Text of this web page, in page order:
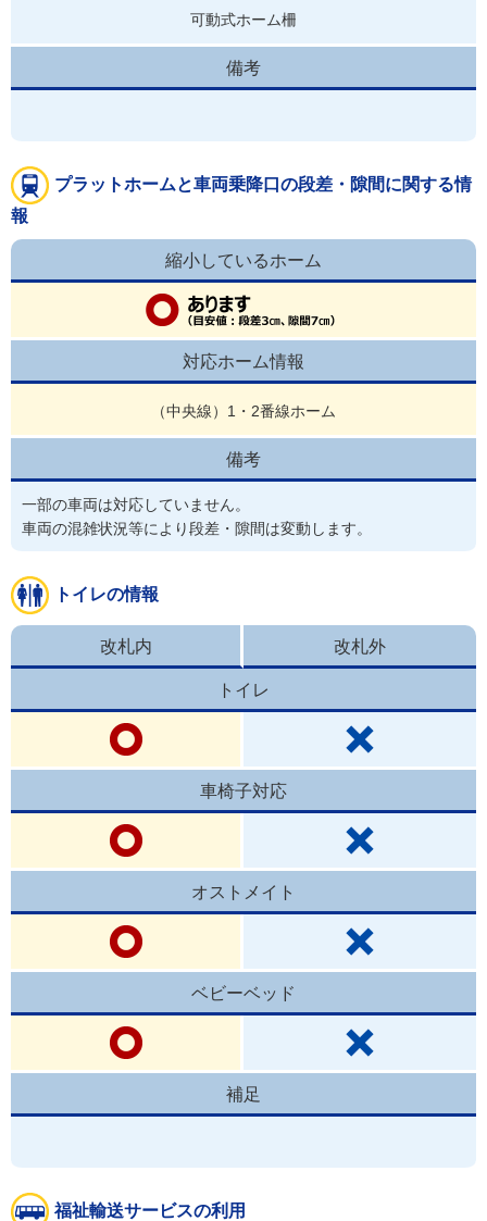
可動式ホーム柵
備考
プラットホームと車両乗降口の段差・隙間に関する情
報
縮小しているホーム
対応ホーム情報
（中央線）1・2番線ホーム
備考
一部の車両は対応していません。
車両の混雑状況等により段差・隙間は変動します。
トイレの情報
改札内 改札外
トイレ
車椅子対応
オストメイト
ベビーベッド
補足
福祉輸送サービスの利用